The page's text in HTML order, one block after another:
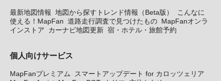
最新地図情報 地図から探すトレンド情報（Beta版）
こんなに
使える！MapFan 道路走行調査で見つけたもの MapFanオンラ
インストア
カーナビ地図更新 宿・ホテル・旅館予約
個人向けサービス
MapFanプレミアム
スマートアップデート for カロッツェリア